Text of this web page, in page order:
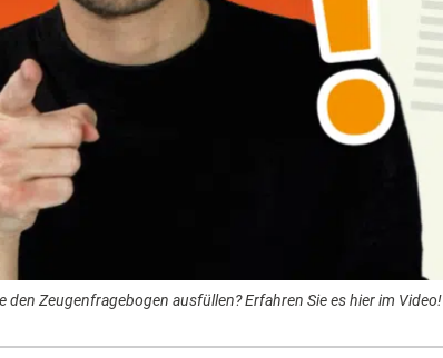
den Zeugenfragebogen ausfüllen? Erfahren Sie es hier im Video!